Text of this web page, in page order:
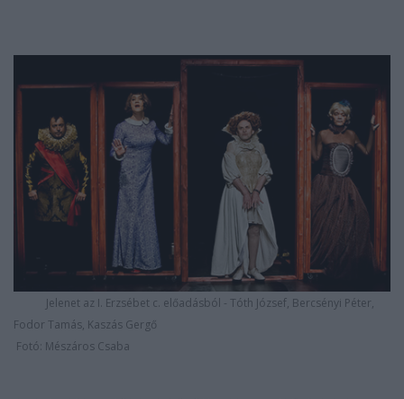
Jelenet az I. Erzsébet c. előadásból - Tóth József, Bercsényi Péter,
Fodor Tamás, Kaszás Gergő
Fotó: Mészáros Csaba